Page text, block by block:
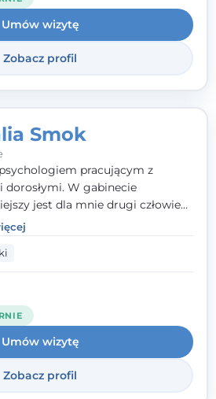
Umów wizytę
Zobacz profil
Smok
pracującym z
dorosłymi. W gabinecie
jest dla mnie drugi człowiek
empatia, autentyczność i pełne
tworzą bezpieczną
będącą podstawą pracy nad
praktyce korzystam m.in. z
Terapii Zachowania.
Umów wizytę
Zobacz profil